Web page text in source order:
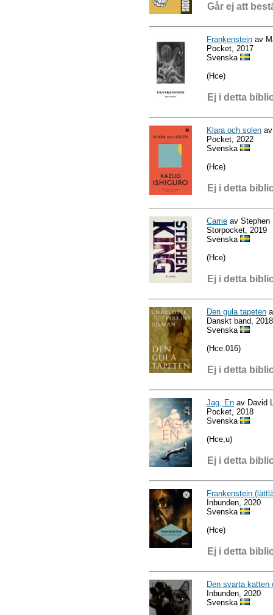
Går ej att
Frankenstein av
Pocket, 2017
Svenska
(Hce)
Ej i detta
Klara och solen
Pocket, 2022
Svenska
(Hce)
Ej i detta
Carrie av Stephen
Storpocket, 2019
Svenska
(Hce)
Ej i detta
Den gula tapeten
Danskt band, 2018
Svenska
(Hce.016)
Ej i detta
Jag, En av David
Pocket, 2018
Svenska
(Hce,u)
Ej i detta
Frankenstein
Inbunden, 2020
Svenska
(Hce)
Ej i detta
Den svarta katten
Inbunden, 2020
Svenska